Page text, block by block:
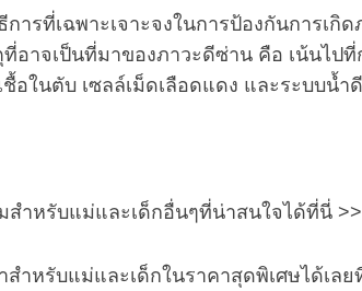
ารที่เฉพาะเจาะจงในการป้องกันการเ
ที่อาจเป็นที่มาของภาวะดีซ่าน คือ เน้นไป
อในตับ เซลล์เม็ดเลือดแดง และระบบน้ำดี
สำหรับแม่และเด็กอื่นๆที่น่าสนใจได้ที่นี่ >>
สำหรับแม่และเด็กในราคาสุดพิเศษได้เลย